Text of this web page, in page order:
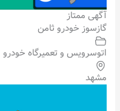
آگهی ممتاز
گازسوز خودرو ثامن
اتوسرویس و تعمیرگاه خودرو
مشهد